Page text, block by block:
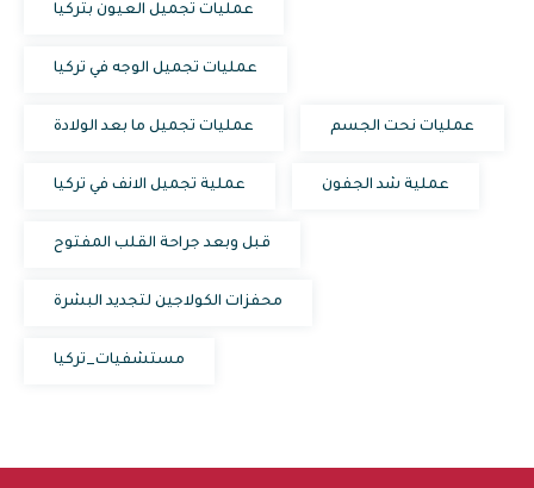
عمليات تجميل العيون بتركيا
عمليات تجميل الوجه في تركيا
عمليات تجميل ما بعد الولادة عمليات نحت الجسم
عملية تجميل الانف في تركيا عملية شد الجفون
قبل وبعد جراحة القلب المفتوح
محفزات الكولاجين لتجديد البشرة
مستشفيات_تركيا